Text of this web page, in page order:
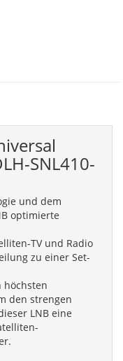
SNL410-
und dem
optimierte
TV und Radio
zu einer Set-
höchsten
den strengen
LNB eine